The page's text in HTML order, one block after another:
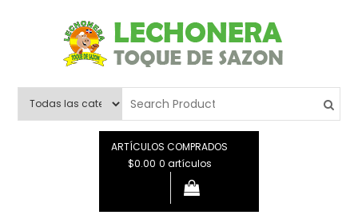
Lechonera Toque De Sazon
ARTÍCULOS COMPRADOS
$0.00 0 artículos